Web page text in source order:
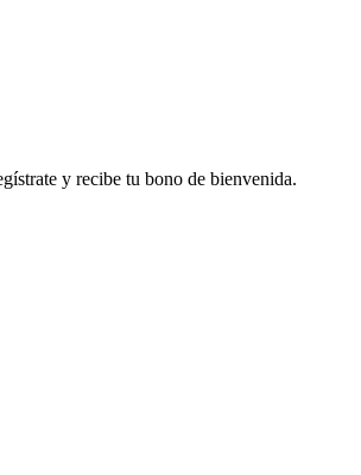
y recibe tu bono de bienvenida.